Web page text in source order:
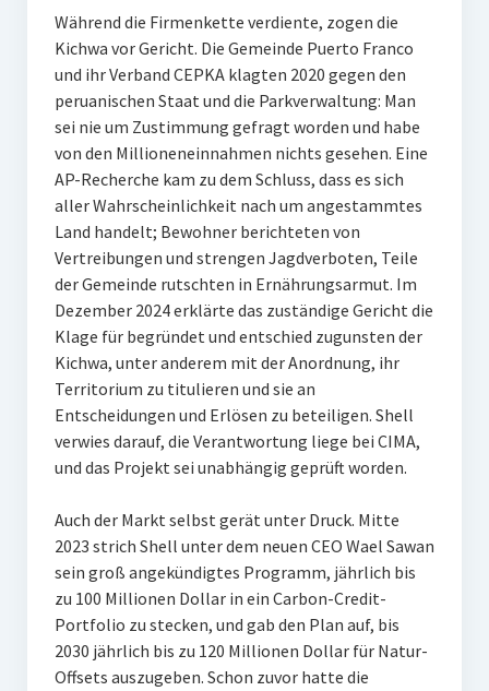
Während die Firmenkette verdiente, zogen die
Kichwa vor Gericht. Die Gemeinde Puerto Franco
und ihr Verband CEPKA klagten 2020 gegen den
peruanischen Staat und die Parkverwaltung: Man
sei nie um Zustimmung gefragt worden und habe
von den Millioneneinnahmen nichts gesehen. Eine
AP-Recherche kam zu dem Schluss, dass es sich
aller Wahrscheinlichkeit nach um angestammtes
Land handelt; Bewohner berichteten von
Vertreibungen und strengen Jagdverboten, Teile
der Gemeinde rutschten in Ernährungsarmut. Im
Dezember 2024 erklärte das zuständige Gericht die
Klage für begründet und entschied zugunsten der
Kichwa, unter anderem mit der Anordnung, ihr
Territorium zu titulieren und sie an
Entscheidungen und Erlösen zu beteiligen. Shell
verwies darauf, die Verantwortung liege bei CIMA,
und das Projekt sei unabhängig geprüft worden.
Auch der Markt selbst gerät unter Druck. Mitte
2023 strich Shell unter dem neuen CEO Wael Sawan
sein groß angekündigtes Programm, jährlich bis
zu 100 Millionen Dollar in ein Carbon-Credit-
Portfolio zu stecken, und gab den Plan auf, bis
2030 jährlich bis zu 120 Millionen Dollar für Natur-
Offsets auszugeben. Schon zuvor hatte die